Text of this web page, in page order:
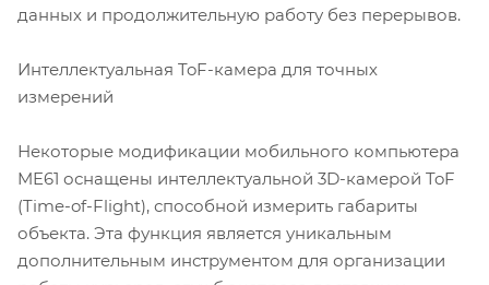
данных и продолжительную работу без перерывов.
Интеллектуальная ToF-камера для точных
измерений
Некоторые модификации мобильного компьютера
ME61 оснащены интеллектуальной 3D-камерой ToF
(Time-of-Flight), способной измерить габариты
объекта. Эта функция является уникальным
дополнительным инструментом для организации